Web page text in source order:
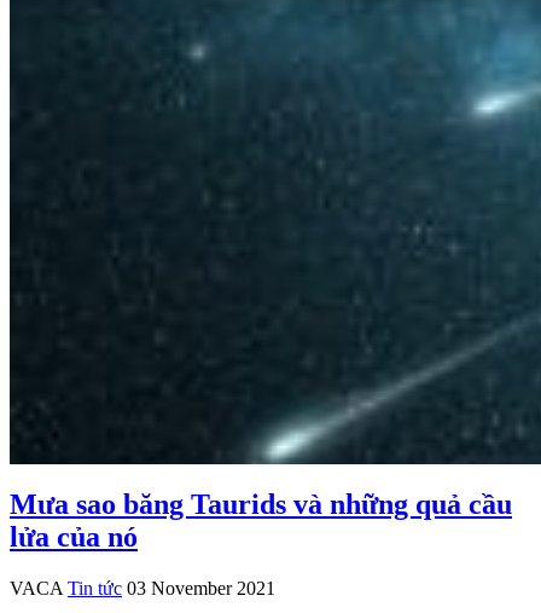
Mưa sao băng Taurids và những quả cầu
lửa của nó
VACA Tin tức 03 November 2021